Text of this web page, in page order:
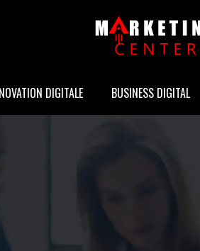
DIGITALE BUSINESS DIGITAL